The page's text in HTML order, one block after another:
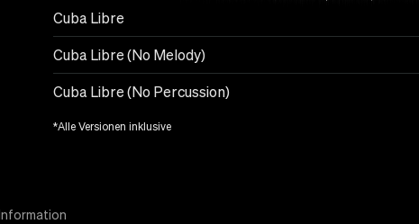
Cuba Libre
Cuba Libre (No Melody)
Cuba Libre (No Percussion)
*Alle Versionen inklusive
Information